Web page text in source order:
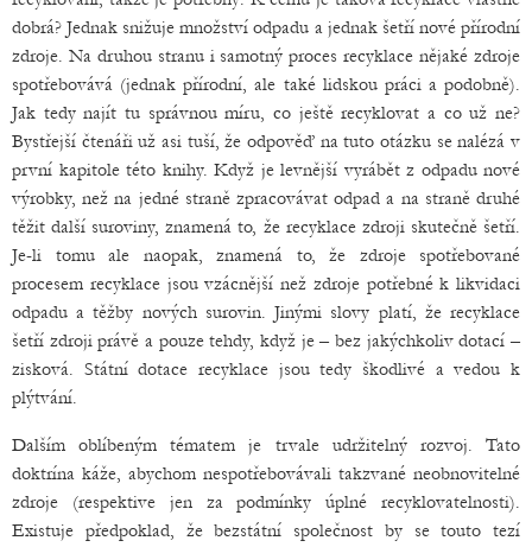
dobrá? Jednak snižuje množství odpadu a jednak šetří nové přírodní
zdroje. Na druhou stranu i samotný proces recyklace nějaké zdroje
spotřebovává (jednak přírodní, ale také lidskou práci a podobně).
Jak tedy najít tu správnou míru, co ještě recyklovat a co už ne?
Bystřejší čtenáři už asi tuší, že odpověď na tuto otázku se nalézá v
první kapitole této knihy. Když je levnější vyrábět z odpadu nové
výrobky, než na jedné straně zpracovávat odpad a na straně druhé
těžit další suroviny, znamená to, že recyklace zdroji skutečně šetří.
Je-li tomu ale naopak, znamená to, že zdroje spotřebované
procesem recyklace jsou vzácnější než zdroje potřebné k likvidaci
odpadu a těžby nových surovin. Jinými slovy platí, že recyklace
šetří zdroji právě a pouze tehdy, když je – bez jakýchkoliv dotací –
zisková. Státní dotace recyklace jsou tedy škodlivé a vedou k
plýtvání.
Dalším oblíbeným tématem je trvale udržitelný rozvoj. Tato
doktrína káže, abychom nespotřebovávali takzvané neobnovitelné
zdroje (respektive jen za podmínky úplné recyklovatelnosti).
Existuje předpoklad, že bezstátní společnost by se touto tezí